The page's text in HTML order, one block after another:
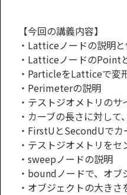
【今回の講義内容】
・Latticeノードの説明
・LatticeノードのPoint
・ParticleをLatticeで変
・Perimeterの説明
・テストジオメトリの
・カーブの長さに対し
・FirstUとSecondUで
・テストジオメトリを
・sweepノードの説明
・boundノードで、オ
・オブジェクトの大き